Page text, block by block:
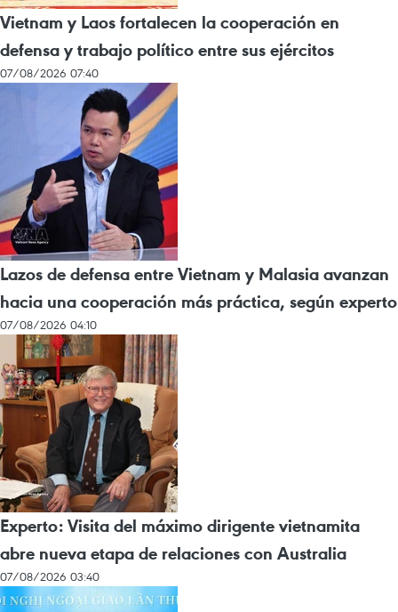
Vietnam y Laos fortalecen la cooperación en
defensa y trabajo político entre sus ejércitos
07/08/2026 07:40
Lazos de defensa entre Vietnam y Malasia avanzan
hacia una cooperación más práctica, según experto
07/08/2026 04:10
Experto: Visita del máximo dirigente vietnamita
abre nueva etapa de relaciones con Australia
07/08/2026 03:40